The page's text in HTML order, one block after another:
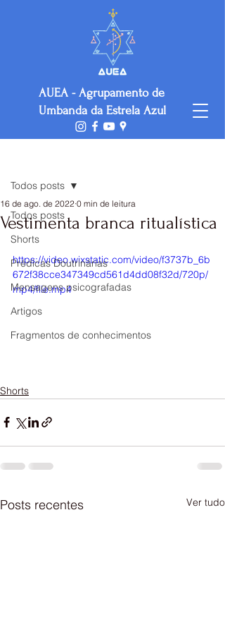
AUEA - Agrupamento de
Umbanda da Estrela Azul
Todos posts
Shorts
Prédicas Doutrinárias
Mensagens psicografadas
Artigos
Fragmentos de conhecimentos
Todos posts
Vestimenta branca ritualística
16 de ago. de 2022 0 min de leitura
https://video.wixstatic.com/video/f3737b_6b
672f38cce347349cd561d4dd08f32d/720p/
mp4/file.mp4
Shorts
Posts recentes Ver tudo